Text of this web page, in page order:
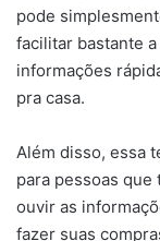
pode
facilitar bastante
informações
pra casa.
Além disso, essa
para pessoas
ouvir as
fazer suas